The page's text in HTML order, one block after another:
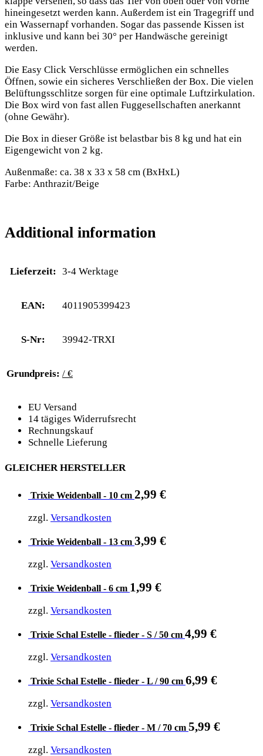
hineingesetzt werden kann. Außerdem ist ein Tragegriff und
ein Wassernapf vorhanden. Sogar das passende Kissen ist
inklusive und kann bei 30° per Handwäsche gereinigt
werden.
Die Easy Click Verschlüsse ermöglichen ein schnelles
Öffnen, sowie ein sicheres Verschließen der Box. Die vielen
Belüftungsschlitze sorgen für eine optimale Luftzirkulation.
Die Box wird von fast allen Fuggesellschaften anerkannt
(ohne Gewähr).
Die Box in dieser Größe ist belastbar bis 8 kg und hat ein
Eigengewicht von 2 kg.
Außenmaße: ca. 38 x 33 x 58 cm (BxHxL)
Farbe: Anthrazit/Beige
Additional information
Lieferzeit: 3-4 Werktage
EAN: 4011905399423
S-Nr: 39942-TRXI
Grundpreis: / €
EU Versand
14 tägiges Widerrufsrecht
Rechnungskauf
Schnelle Lieferung
GLEICHER HERSTELLER
Trixie Weidenball - 10 cm 2,99 €
zzgl. Versandkosten
Trixie Weidenball - 13 cm 3,99 €
zzgl. Versandkosten
Trixie Weidenball - 6 cm 1,99 €
zzgl. Versandkosten
Trixie Schal Estelle - flieder - S / 50 cm 4,99 €
zzgl. Versandkosten
Trixie Schal Estelle - flieder - L / 90 cm 6,99 €
zzgl. Versandkosten
Trixie Schal Estelle - flieder - M / 70 cm 5,99 €
zzgl. Versandkosten